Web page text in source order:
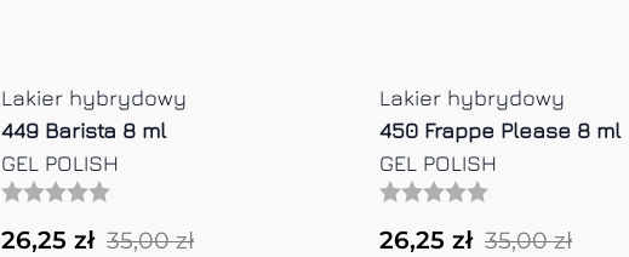
Lakier hybrydowy
454 Fresh Minty 8 ml
GEL POLISH
26,25 zł 35,00 zł
Lakier hybrydowy
455 Sky Candy 8 ml
GEL POLISH
26,25 zł 35,00 zł